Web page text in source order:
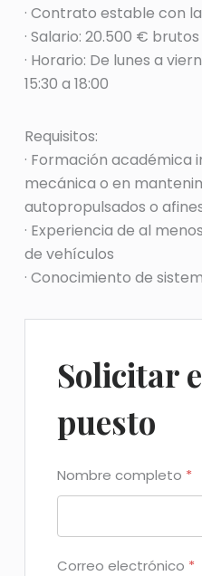
· Contrato estable con
· Salario: 20.500 €
· Horario: De lunes a
15:30 a 18:00
Requisitos:
· Formación académica
mecánica o en
autopropulsados o
· Experiencia de al
de vehículos
· Conocimiento de
Solicitar
puesto
Nombre completo *
Correo electrónico *